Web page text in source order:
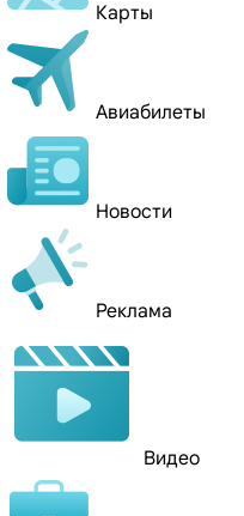
Карты
Авиабилеты
Новости
Реклама
Видео